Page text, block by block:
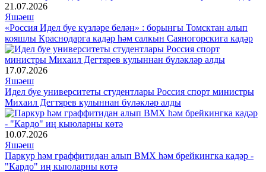
21.07.2026
Яшәеш
«Россия Идел буе күзләре белән» : борынгы Томсктан алып
кояшлы Краснодарга кадәр һәм салкын Саяногорскига кадәр
17.07.2026
Яшәеш
Идел буе университеты студентлары Россия спорт министры
Михаил Дегтярев кулыннан бүләкләр алды
10.07.2026
Яшәеш
Паркур һәм граффитидан алып BMX һәм брейкингка кадәр -
"Кардо" иң кыюларны көтә